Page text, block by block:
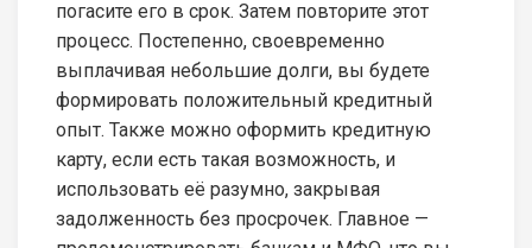
погасите его в срок. Затем повторите этот
процесс. Постепенно, своевременно
выплачивая небольшие долги, вы будете
формировать положительный кредитный
опыт. Также можно оформить кредитную
карту, если есть такая возможность, и
использовать её разумно, закрывая
задолженность без просрочек. Главное —